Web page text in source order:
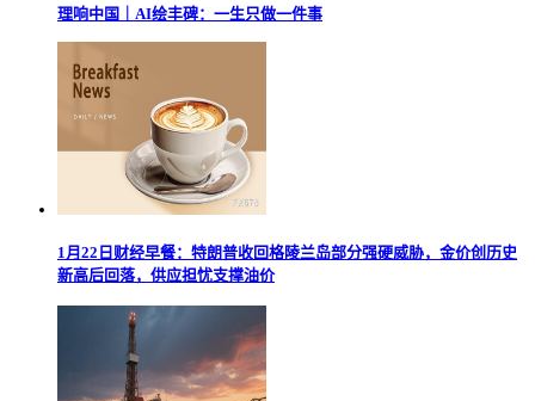
理响中国｜AI绘丰碑：一生只做一件事
1月22日财经早餐：特朗普收回格陵兰岛部分强硬威胁，金价创历史
新高后回落，供应担忧支撑油价